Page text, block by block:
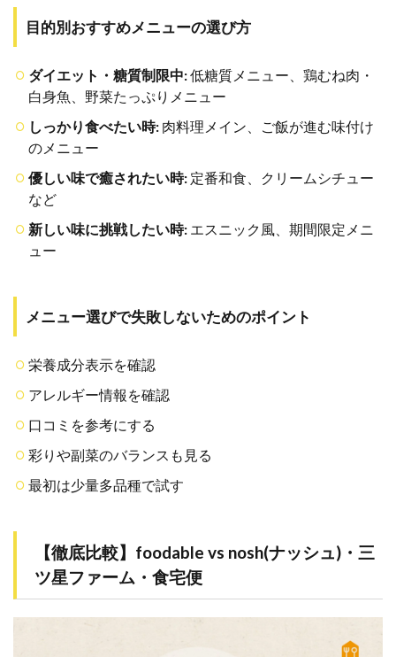
目的別おすすめメニューの選び方
ダイエット・糖質制限中:低糖質メニュー、鶏むね肉・
白身魚、野菜たっぷりメニュー
しっかり食べたい時: 肉料理メイン、ご飯が進む味付け
のメニュー
優しい味で癒されたい時: 定番和食、クリームシチュー
など
新しい味に挑戦したい時: エスニック風、期間限定メニ
ュー
メニュー選びで失敗しないためのポイント
栄養成分表示を確認
アレルギー情報を確認
口コミを参考にする
彩りや副菜のバランスも見る
最初は少量多品種で試す
【徹底比較】foodable vs nosh(ナッシュ)・三
ツ星ファーム・食宅便